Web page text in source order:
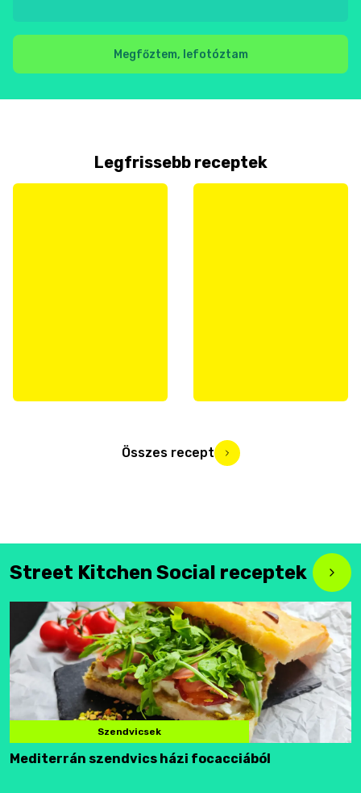
Megfőztem, lefotóztam
Legfrissebb receptek
Összes recept
Street Kitchen Social receptek
Szendvicsek
Mediterrán szendvics házi focacciából